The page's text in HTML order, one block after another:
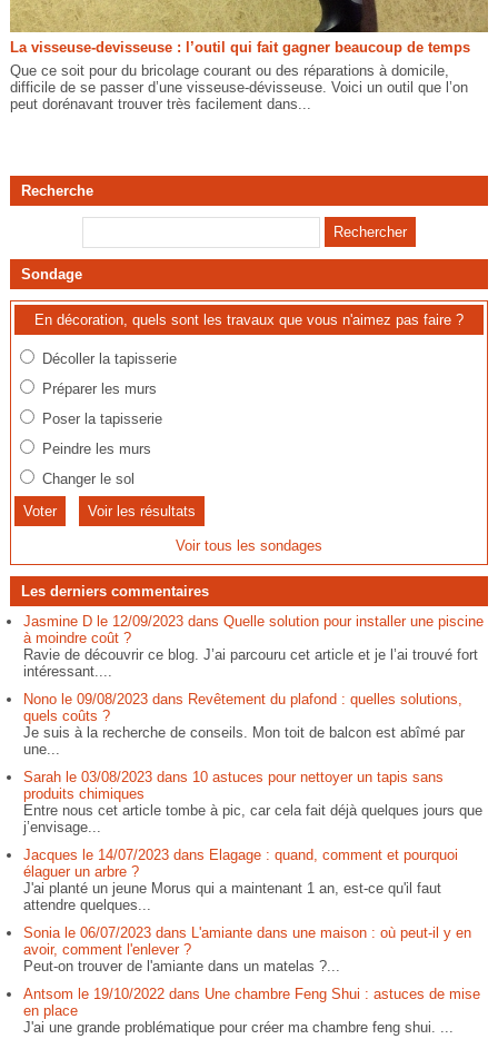
La visseuse-devisseuse : l’outil qui fait gagner beaucoup de temps
Que ce soit pour du bricolage courant ou des réparations à domicile,
difficile de se passer d’une visseuse-dévisseuse. Voici un outil que l’on
peut dorénavant trouver très facilement dans...
Recherche
Sondage
En décoration, quels sont les travaux que vous n'aimez pas faire ?
Décoller la tapisserie
Préparer les murs
Poser la tapisserie
Peindre les murs
Changer le sol
Voir les résultats
Voir tous les sondages
Les derniers commentaires
Jasmine D le 12/09/2023 dans Quelle solution pour installer une piscine
à moindre coût ?
Ravie de découvrir ce blog. J’ai parcouru cet article et je l’ai trouvé fort
intéressant....
Nono le 09/08/2023 dans Revêtement du plafond : quelles solutions,
quels coûts ?
Je suis à la recherche de conseils. Mon toit de balcon est abîmé par
une...
Sarah le 03/08/2023 dans 10 astuces pour nettoyer un tapis sans
produits chimiques
Entre nous cet article tombe à pic, car cela fait déjà quelques jours que
j’envisage...
Jacques le 14/07/2023 dans Elagage : quand, comment et pourquoi
élaguer un arbre ?
J'ai planté un jeune Morus qui a maintenant 1 an, est-ce qu'il faut
attendre quelques...
Sonia le 06/07/2023 dans L'amiante dans une maison : où peut-il y en
avoir, comment l'enlever ?
Peut-on trouver de l'amiante dans un matelas ?...
Antsom le 19/10/2022 dans Une chambre Feng Shui : astuces de mise
en place
J'ai une grande problématique pour créer ma chambre feng shui. ...